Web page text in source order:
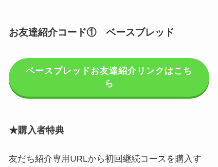
お友達紹介コード① ベースブレッド
ベースブレッドお友達紹介リンクはこち
ら
★購入者特典
友だち紹介専用URLから初回継続コースを購入す